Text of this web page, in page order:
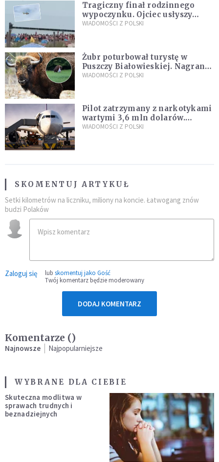
Tragiczny finał rodzinnego
wypoczynku. Ojciec usłyszy
zarzuty
WIADOMOŚCI Z POLSKI
Żubr poturbował turystę w
Puszczy Białowieskiej. Nagranie
daje do myślenia
WIADOMOŚCI Z POLSKI
Pilot zatrzymany z narkotykami
wartymi 3,6 mln dolarów.
Śledczy podejrzewają, że latał
WIADOMOŚCI Z POLSKI
SKOMENTUJ ARTYKUŁ
Setki kilometrów na liczniku, miliony na koncie. Łatwogang znów
budzi Polaków
Zaloguj się lub skomentuj jako Gość
Twój komentarz będzie moderowany
DODAJ KOMENTARZ
Komentarze ()
Najnowsze Najpopularniejsze
WYBRANE DLA CIEBIE
Skuteczna modlitwa w
sprawach trudnych i
beznadziejnych